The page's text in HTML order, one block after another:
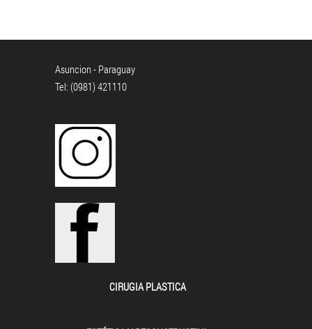
Asuncion - Paraguay
Tel: (0981) 421110
CIRUGIA PLASTICA